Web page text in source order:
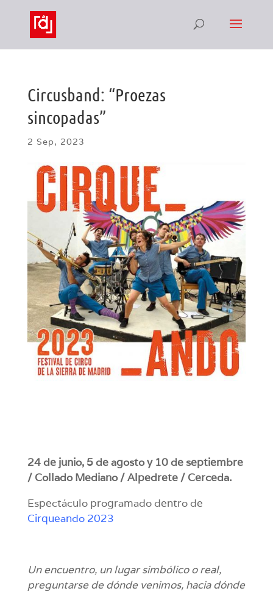
Circusband: “Proezas
sincopadas”
2 Sep, 2023
24 de junio, 5 de agosto y 10 de septiembre
/ Collado Mediano / Alpedrete / Cerceda.
Espectáculo programado dentro de
Cirqueando 2023
Un encuentro, un lugar simbólico o real,
preguntarse de dónde venimos, hacia dónde